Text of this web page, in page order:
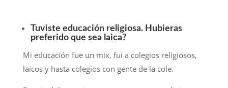
Tuviste educación religiosa. Hubieras
preferido que sea laica?
Mi educación fue un mix, fui a colegios religiosos,
laicos y hasta colegios con gente de la cole.